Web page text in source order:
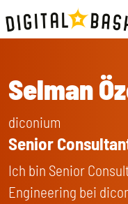
Selman
diconium
Senior
Ich bin Senior
Engineering bei